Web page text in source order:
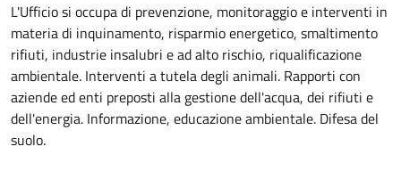
L'Ufficio si occupa di prevenzione, monitoraggio e interventi in
materia di inquinamento, risparmio energetico, smaltimento
rifiuti, industrie insalubri e ad alto rischio, riqualificazione
ambientale. Interventi a tutela degli animali. Rapporti con
aziende ed enti preposti alla gestione dell'acqua, dei rifiuti e
dell'energia. Informazione, educazione ambientale. Difesa del
suolo.